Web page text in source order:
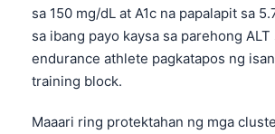
sa 150 mg/dL at A1c na papalapit sa
sa ibang payo kaysa sa parehong
endurance athlete pagkatapos ng
training block.
Maaari ring protektahan ng mga